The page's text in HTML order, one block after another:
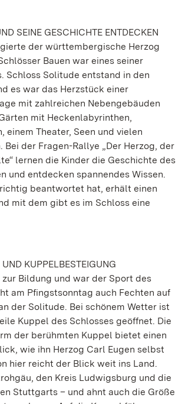
SEINE GESCHICHTE ENTDECKEN
der württembergische Herzog
Bauen war eines seiner
Schloss Solitude entstand in den
es war das Herzstück einer
mit zahlreichen Nebengebäuden
mit Heckenlabyrinthen,
einem Theater, Seen und vielen
Bei der Fragen-Rallye „Der Herzog, der
lernen die Kinder die Geschichte des
und entdecken spannendes Wissen.
beantwortet hat, erhält einen
mit dem gibt es im Schloss eine
KUPPELBESTEIGUNG
Bildung und war der Sport des
am Pfingstsonntag auch Fechten auf
der Solitude. Bei schönem Wetter ist
Kuppel des Schlosses geöffnet. Die
der berühmten Kuppel bietet einen
wie ihn Herzog Carl Eugen selbst
hier reicht der Blick weit ins Land.
den Kreis Ludwigsburg und die
Stuttgarts – und ahnt auch die Größe